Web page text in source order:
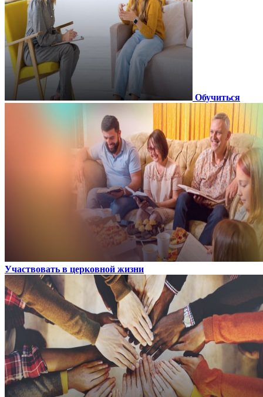
Обучиться
Участвовать в церковной жизни